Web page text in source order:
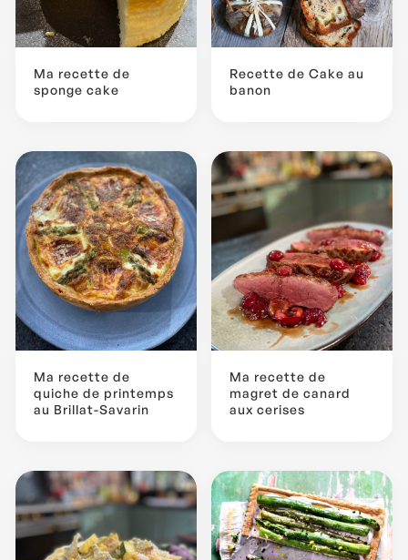
Ma recette de
sponge cake
Recette de Cake au
banon
Ma recette de
quiche de printemps
au Brillat-Savarin
Ma recette de
magret de canard
aux cerises